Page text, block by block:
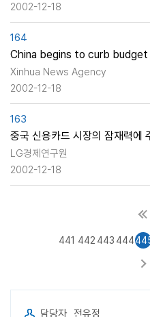
2002-12-18
164
China begins to curb
Xinhua News Agency
2002-12-18
163
중국 신용카드 시장의 잠재력에
LG경제연구원
2002-12-18
441 442 443 444
담당자 전유정